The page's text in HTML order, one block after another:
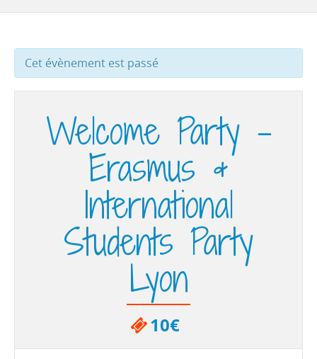
Cet évènement est passé
Welcome Party –
Erasmus &
International
Students Party
Lyon
10€